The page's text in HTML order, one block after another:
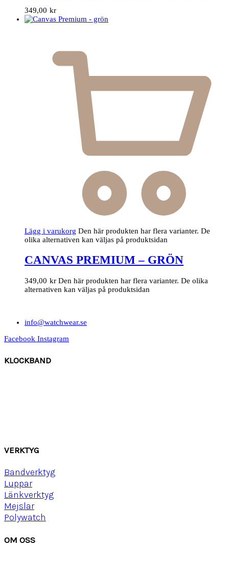
349,00 kr
Lägg i varukorg Den här produkten har flera varianter. De
olika alternativen kan väljas på produktsidan
CANVAS PREMIUM – GRÖN
349,00 kr Den här produkten har flera varianter. De olika
alternativen kan väljas på produktsidan
info@watchwear.se
Facebook Instagram
KLOCKBAND
VERKTYG
Bandverktyg
Luppar
Länkverktyg
Mejslar
Polywatch
OM OSS